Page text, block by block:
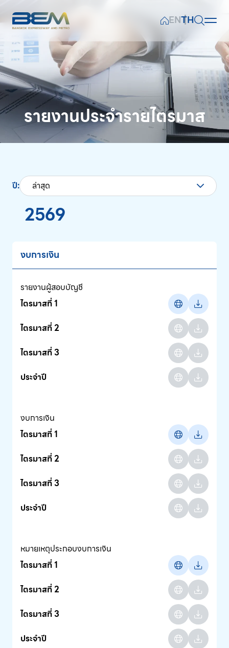
ENTH
ค้นหาในเว็บไซต์
Web Design by
หน้าหลัก
ข้อมูลทางการเงิน
ผลการดำเนินงานทางธุรกิจ
ข้อมูลสำหรับผู้ถือหุ้น
การเงินเพื่อความยั่งยืน
ข่าวและกิจกรรม
ข้อมูลนักวิเคราะห์
รายงานประจำรายไตรมาส
ปี: ล่าสุด
2569
งบการเงิน
รายงานผู้สอบบัญชี
ไตรมาสที่ 1
ไตรมาสที่ 2
ไตรมาสที่ 3
ประจำปี
งบการเงิน
ไตรมาสที่ 1
ไตรมาสที่ 2
ไตรมาสที่ 3
ประจำปี
หมายเหตุประกอบงบการเงิน
ไตรมาสที่ 1
ไตรมาสที่ 2
ไตรมาสที่ 3
ประจำปี